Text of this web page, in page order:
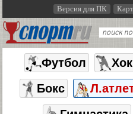
Версия для ПК
Футбол
Бокс